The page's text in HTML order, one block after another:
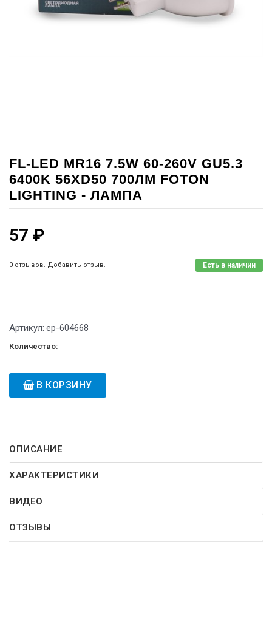
FL-LED MR16 7.5W 60-260V GU5.3
6400K 56XD50 700ЛМ FOTON
LIGHTING - ЛАМПА
57 ₽
0 отзывов. Добавить отзыв. Есть в наличии
Артикул: ep-604668
Количество:
В КОРЗИНУ
ОПИСАНИЕ
ХАРАКТЕРИСТИКИ
ВИДЕО
ОТЗЫВЫ